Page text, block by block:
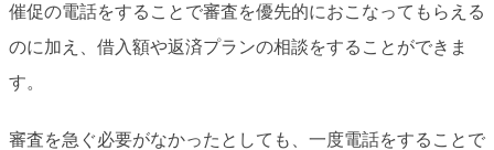
催促の電話をすることで審査を優先的におこなってもらえる
のに加え、借入額や返済プランの相談をすることができま
す。
審査を急ぐ必要がなかったとしても、一度電話をすることで